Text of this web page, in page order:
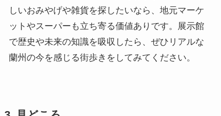
しいおみやげや雑貨を探したいなら、地元マーケ
ットやスーパーも立ち寄る価値ありです。展示館
で歴史や未来の知識を吸収したら、ぜひリアルな
蘭州の今を感じる街歩きをしてみてください。